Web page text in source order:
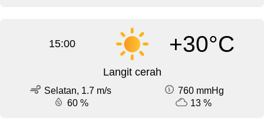
15:00 +30°C
Langit cerah
Selatan, 1.7 m/s
760 mmHg
60 %
13 %